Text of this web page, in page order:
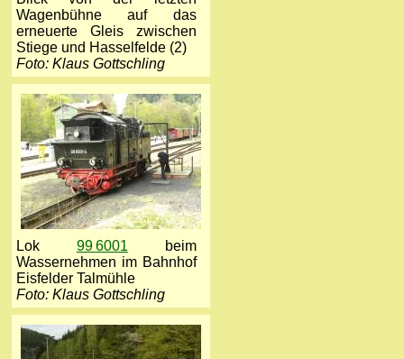
Wagenbühne auf das
erneuerte Gleis zwischen
Stiege und Hasselfelde (2)
Foto: Klaus Gottschling
Lok 99 6001 beim
Wassernehmen im Bahnhof
Eisfelder Talmühle
Foto: Klaus Gottschling